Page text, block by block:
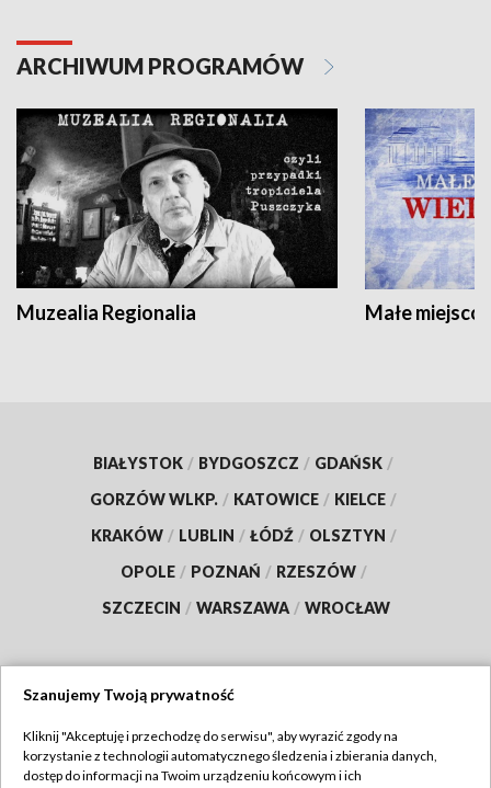
ARCHIWUM PROGRAMÓW
Muzealia Regionalia Małe
BIAŁYSTOK / BYDGOSZCZ / GDAŃSK /
GORZÓW WLKP. / KATOWICE / KIELCE /
KRAKÓW / LUBLIN / ŁÓDŹ / OLSZTYN /
OPOLE / POZNAŃ / RZESZÓW /
SZCZECIN / WARSZAWA / WROCŁAW
TVP
Szanujemy Twoją prywatność
Kliknij "Akceptuję i przechodzę do serwisu", aby wyrazić zgody na
korzystanie z technologii automatycznego śledzenia i zbierania danych,
dostęp do informacji na Twoim urządzeniu końcowym i ich